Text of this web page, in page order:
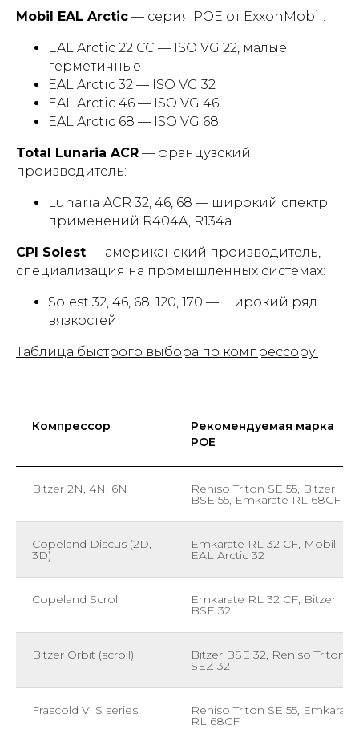
Mobil EAL Arctic — серия POE от ExxonMobil:
EAL Arctic 22 CC — ISO VG 22, малые
герметичные
EAL Arctic 32 — ISO VG 32
EAL Arctic 46 — ISO VG 46
EAL Arctic 68 — ISO VG 68
Total Lunaria ACR — французский
производитель:
Lunaria ACR 32, 46, 68 — широкий спектр
применений R404A, R134a
CPI Solest — американский производитель,
специализация на промышленных системах:
Solest 32, 46, 68, 120, 170 — широкий ряд
вязкостей
Таблица быстрого выбора по компрессору:
Компрессор
Рекомендуемая марка
POE
Bitzer 2N, 4N, 6N Reniso Triton SE 55, Bitzer
BSE 55, Emkarate RL 68CF
Copeland Discus (2D,
3D)
Emkarate RL 32 CF, Mobil
EAL Arctic 32
Copeland Scroll Emkarate RL 32 CF, Bitzer
BSE 32
Bitzer Orbit (scroll) Bitzer BSE 32, Reniso Triton
SEZ 32
Frascold V, S series Reniso Triton SE 55, Emkarate
RL 68CF